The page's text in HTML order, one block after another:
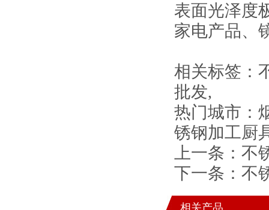
表面光泽度
家电产品、
相关标签：
批发,
热门城市：
锈钢加工厨
上一条： 不
下一条： 不
相关产品